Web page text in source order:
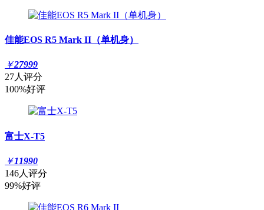
佳能EOS R5 Mark II（单机身）
￥27999
27人评分
100%好评
富士X-T5
￥11990
146人评分
99%好评